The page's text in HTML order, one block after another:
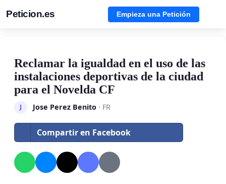
Peticion.es Empieza una Petición
Reclamar la igualdad en el uso de las
instalaciones deportivas de la ciudad
para el Novelda CF
J Jose Perez Benito· FR
Compartir en Facebook